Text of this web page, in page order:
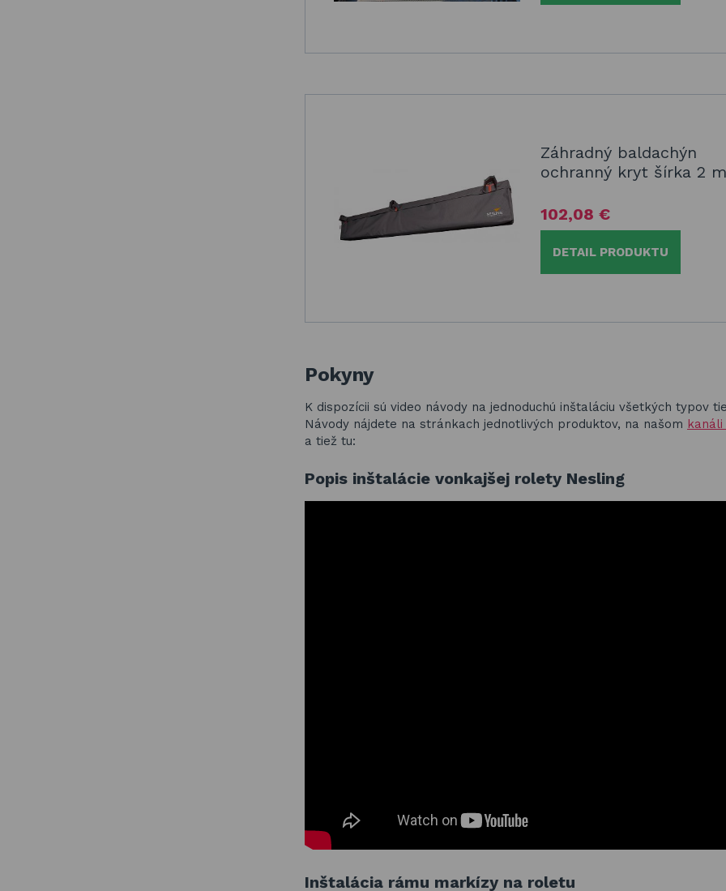
Záhradný baldachýn
ochranný kryt šírka 2 m
102,08 €
DETAIL PRODUKTU
Pokyny
K dispozícii sú video návody na jednoduchú inštaláciu všetkých typov
Návody nájdete na stránkach jednotlivých produktov, na našom kanáli
a tiež tu:
Popis inštalácie vonkajšej rolety Nesling
Inštalácia rámu markízy na roletu